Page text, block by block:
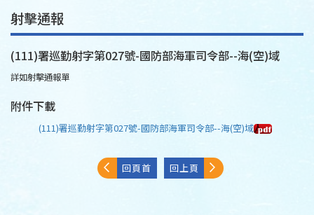
射擊通報
(111)署巡勤射字第027號-國防部海軍司令部--海(空)域
詳如射擊通報單
附件下載
(111)署巡勤射字第027號-國防部海軍司令部--海(空)域
回頁首 回上頁